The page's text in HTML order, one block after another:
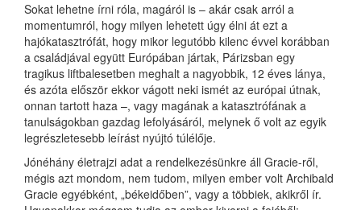
Sokat lehetne írni róla, magáról is – akár csak arról a
momentumról, hogy milyen lehetett úgy élni át ezt a
hajókatasztrófát, hogy mikor legutóbb kilenc évvel korábban
a családjával együtt Európában jártak, Párizsban egy
tragikus liftbalesetben meghalt a nagyobbik, 12 éves lánya,
és azóta először ekkor vágott neki ismét az európai útnak,
onnan tartott haza –, vagy magának a katasztrófának a
tanulságokban gazdag lefolyásáról, melynek ő volt az egyik
legrészletesebb leírást nyújtó túlélője.
Jónéhány életrajzi adat a rendelkezésünkre áll Gracie-ről,
mégis azt mondom, nem tudom, milyen ember volt Archibald
Gracie egyébként, „békeidőben”, vagy a többiek, akikről ír.